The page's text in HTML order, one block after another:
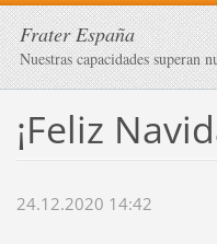
Frater España
Nuestras capacidades superan
¡Feliz
24.12.2020 14:42